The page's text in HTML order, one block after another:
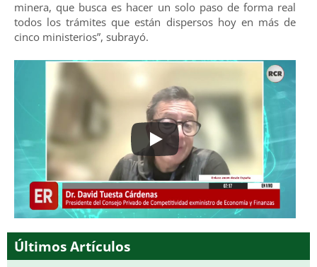
minera, que busca es hacer un solo paso de forma real
todos los trámites que están dispersos hoy en más de
cinco ministerios”, subrayó.
Últimos Artículos